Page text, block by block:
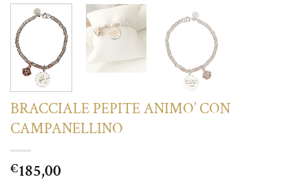
BRACCIALE PEPITE ANIMO’ CON
CAMPANELLINO
€185,00